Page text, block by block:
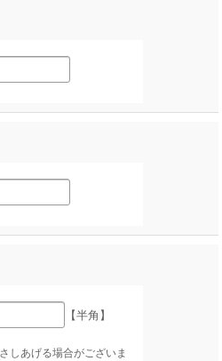
【半角】
しあげる場合がございま